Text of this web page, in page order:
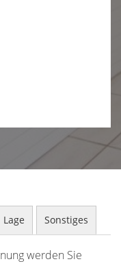
Lage Sonstiges
werden Sie